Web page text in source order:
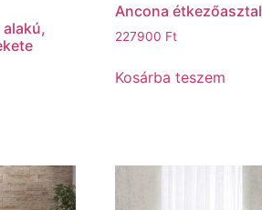
Ancona étkezőasztal
227900 Ft
Kosárba teszem